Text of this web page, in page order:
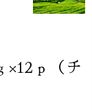
ｐ（チ